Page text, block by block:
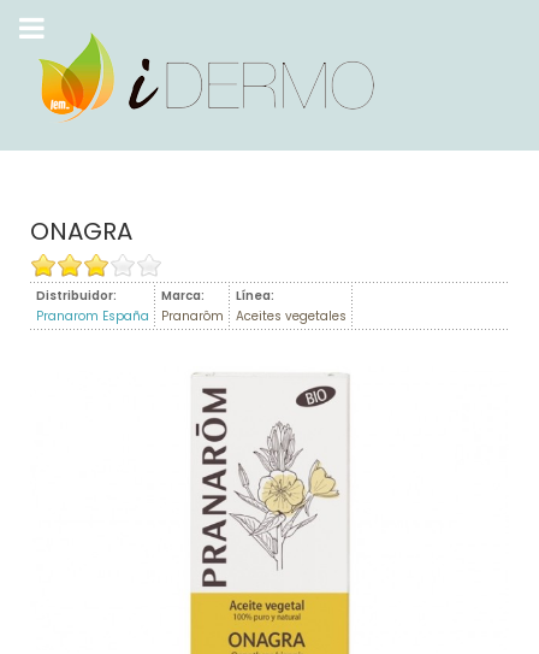
ONAGRA
Distribuidor:
Pranarom España
Marca:
Pranarôm
Línea:
Aceites vegetales